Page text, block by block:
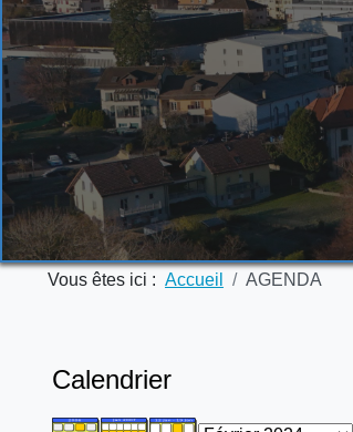
Vous êtes ici : Accueil AGENDA
Calendrier